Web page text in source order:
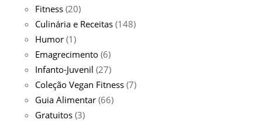
Fitness (20)
Culinária e Receitas (148)
Humor (1)
Emagrecimento (6)
Infanto-Juvenil (27)
Coleção Vegan Fitness (7)
Guia Alimentar (66)
Gratuitos (3)